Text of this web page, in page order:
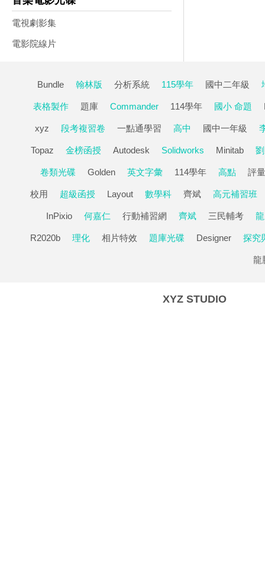
電視劇影集
電影院線片
Bundle 翰林版 分析系統 115學年 國中二年級
表格製作 題庫 Commander 114學年 國小 命題
xyz 段考複習卷 一點通學習 高中 國中一年級
Topaz 金榜函授 Autodesk Solidworks Minitab
卷類光碟 Golden 英文字彙 114學年 高點 評
校用 超級函授 Layout 數學科 齊斌 高元補習班
InPixio 何嘉仁 行動補習網 齊斌 三民輔考
R2020b 理化 相片特效 題庫光碟 Designer 探究
龍
XYZ STUDIO